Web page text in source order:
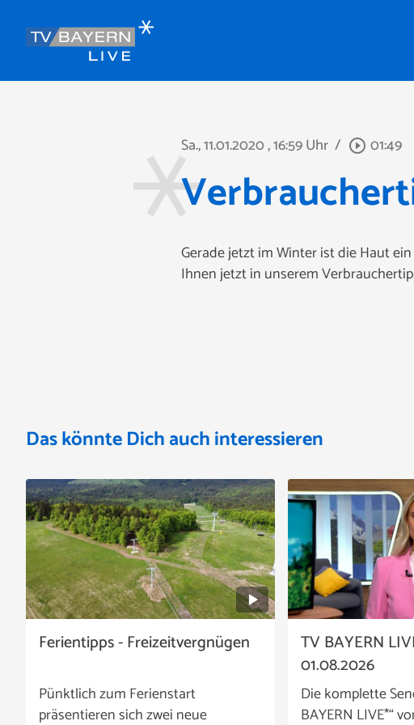
Sa., 11.01.2020, 16:59 Uhr / play_circle_outline 01:49
Gerade jetzt im Winter ist die Haut
Ihnen jetzt in unserem
Das könnte Dich auch interessieren
Ferientipps - Freizeitvergnügen
Pünktlich zum Ferienstart
präsentieren sich zwei neue
TV BAYERN
01.08.2026
Die komplette
BAYERN LIVE*“